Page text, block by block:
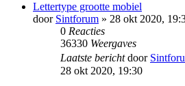
Lettertype grootte mobiel
door Sintforum » 28 okt 2020,
0 Reacties
36330 Weergaves
Laatste berichtdoor
28 okt 2020, 19:30